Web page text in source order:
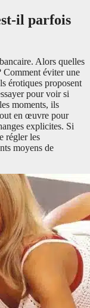
il parfois
Alors quelles
Comment éviter une
érotiques proposent
pour voir si
moments, ils
en œuvre pour
explicites. Si
régler les
moyens de